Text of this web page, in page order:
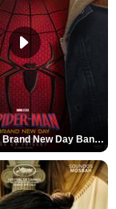
Spider-Man: Brand New Day Bande-annonce VO STFR